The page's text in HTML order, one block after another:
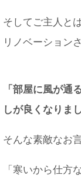
そしてご主人と
リノベーション
「部屋に風が通
しが良くなりま
そんな素敵なお
「寒いから仕方